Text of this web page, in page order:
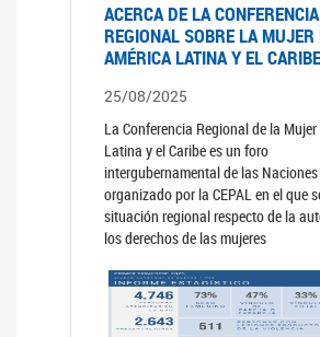
ACERCA DE LA CONFERENCIA
REGIONAL SOBRE LA MUJER
AMÉRICA LATINA Y EL CARIBE
25/08/2025
La Conferencia Regional de la
Latina y el Caribe es un foro
intergubernamental de las
organizado por la CEPAL en el que
situación regional respecto de la
los derechos de las mujeres